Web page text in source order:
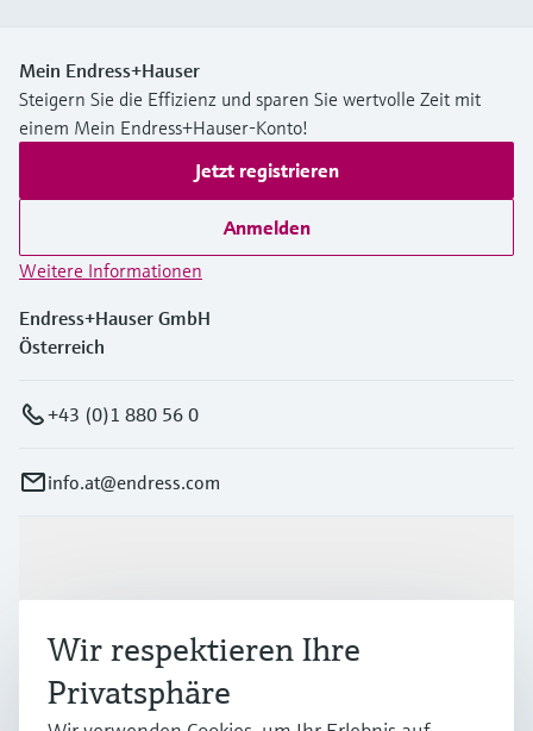
Mein Endress+Hauser
Steigern Sie die Effizienz und sparen Sie wertvolle Zeit mit
einem Mein Endress+Hauser-Konto!
Jetzt registrieren
Anmelden
Weitere Informationen
Endress+Hauser GmbH
Österreich
+43 (0)1 880 56 0
info.at@endress.com
Branchen
Wir respektieren Ihre
Privatsphäre